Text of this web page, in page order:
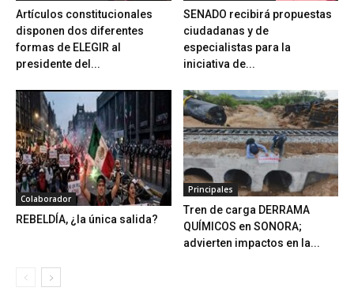
Artículos constitucionales
disponen dos diferentes
formas de ELEGIR al
presidente del...
SENADO recibirá propuestas
ciudadanas y de
especialistas para la
iniciativa de...
Colaborador
REBELDÍA, ¿la única salida?
Principales
Tren de carga DERRAMA
QUÍMICOS en SONORA;
advierten impactos en la...